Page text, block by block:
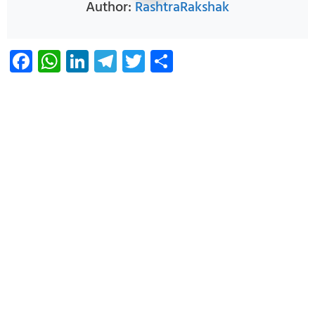
Author: RashtraRakshak
Facebook
WhatsApp
LinkedIn
Telegram
Twitter